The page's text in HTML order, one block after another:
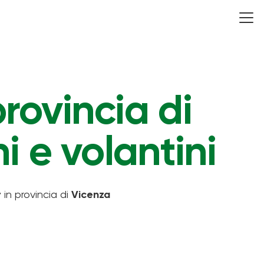
di
e volantini
in provincia di Vicenza